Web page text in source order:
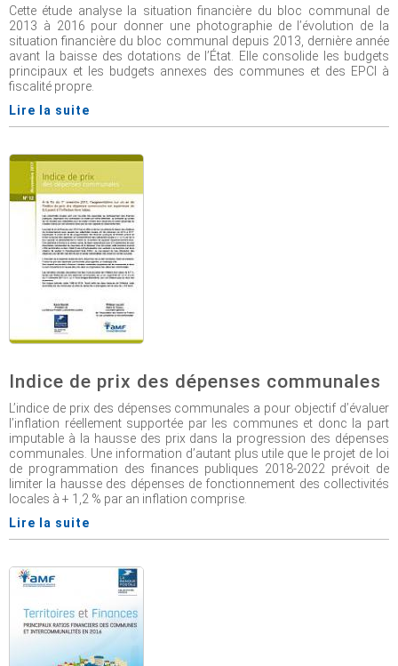
Cette étude analyse la situation financière du bloc communal de
2013 à 2016 pour donner une photographie de l’évolution de la
situation financière du bloc communal depuis 2013, dernière année
avant la baisse des dotations de l’État. Elle consolide les budgets
principaux et les budgets annexes des communes et des EPCI à
fiscalité propre.
Lire la suite
Indice de prix des dépenses communales
L’indice de prix des dépenses communales a pour objectif d’évaluer
l’inflation réellement supportée par les communes et donc la part
imputable à la hausse des prix dans la progression des dépenses
communales. Une information d’autant plus utile que le projet de loi
de programmation des finances publiques 2018-2022 prévoit de
limiter la hausse des dépenses de fonctionnement des collectivités
locales à + 1,2 % par an inflation comprise.
Lire la suite